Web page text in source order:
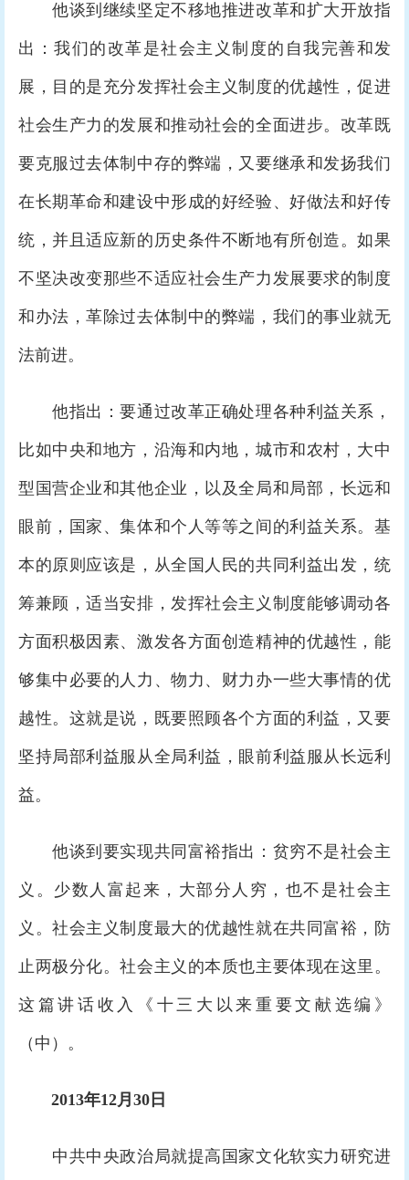
他谈到继续坚定不移地推进改革和扩大开放指
出：我们的改革是社会主义制度的自我完善和发
展，目的是充分发挥社会主义制度的优越性，促进
社会生产力的发展和推动社会的全面进步。改革既
要克服过去体制中存的弊端，又要继承和发扬我们
在长期革命和建设中形成的好经验、好做法和好传
统，并且适应新的历史条件不断地有所创造。如果
不坚决改变那些不适应社会生产力发展要求的制度
和办法，革除过去体制中的弊端，我们的事业就无
法前进。
他指出：要通过改革正确处理各种利益关系，
比如中央和地方，沿海和内地，城市和农村，大中
型国营企业和其他企业，以及全局和局部，长远和
眼前，国家、集体和个人等等之间的利益关系。基
本的原则应该是，从全国人民的共同利益出发，统
筹兼顾，适当安排，发挥社会主义制度能够调动各
方面积极因素、激发各方面创造精神的优越性，能
够集中必要的人力、物力、财力办一些大事情的优
越性。这就是说，既要照顾各个方面的利益，又要
坚持局部利益服从全局利益，眼前利益服从长远利
益。
他谈到要实现共同富裕指出：贫穷不是社会主
义。少数人富起来，大部分人穷，也不是社会主
义。社会主义制度最大的优越性就在共同富裕，防
止两极分化。社会主义的本质也主要体现在这里。
这篇讲话收入《十三大以来重要文献选编》
（中）。
2013年12月30日
中共中央政治局就提高国家文化软实力研究进